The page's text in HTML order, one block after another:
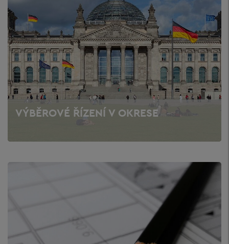
VÝBĚROVÉ ŘÍZENÍ V OKRESE